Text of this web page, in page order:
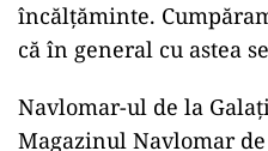
încălţăminte.
că în general cu astea
Navlomar-ul de la
Magazinul Navlomar